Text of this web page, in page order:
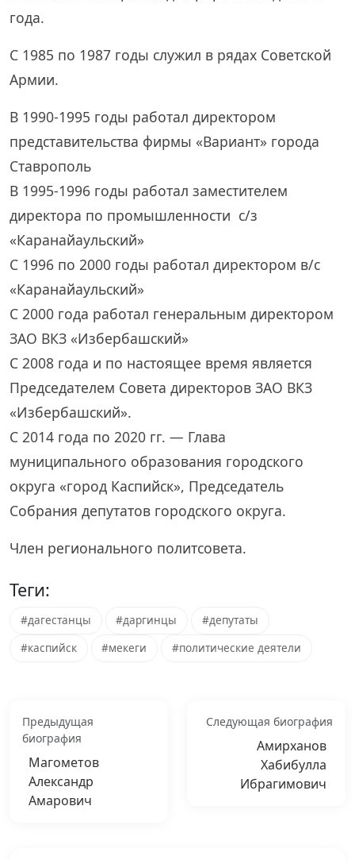
года.
С 1985 по 1987 годы служил в рядах Советской
Армии.
В 1990-1995 годы работал директором
представительства фирмы «Вариант» города
Ставрополь
В 1995-1996 годы работал заместителем
директора по промышленности с/з
«Каранайаульский»
С 1996 по 2000 годы работал директором в/с
«Каранайаульский»
С 2000 года работал генеральным директором
ЗАО ВКЗ «Избербашский»
С 2008 года и по настоящее время является
Председателем Совета директоров ЗАО ВКЗ
«Избербашский».
С 2014 года по 2020 гг. — Глава
муниципального образования городского
округа «город Каспийск», Председатель
Собрания депутатов городского округа.
Член регионального политсовета.
Теги:
#дагестанцы #даргинцы
#депутаты
#каспийск
#мекеги #политические деятели
Предыдущая
биография
Магометов
Александр
Амарович
Следующая биография
Амирханов
Хабибулла
Ибрагимович